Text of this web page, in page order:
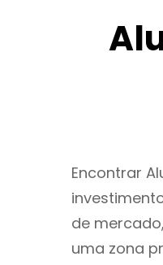
Encontrar
de
uma zona